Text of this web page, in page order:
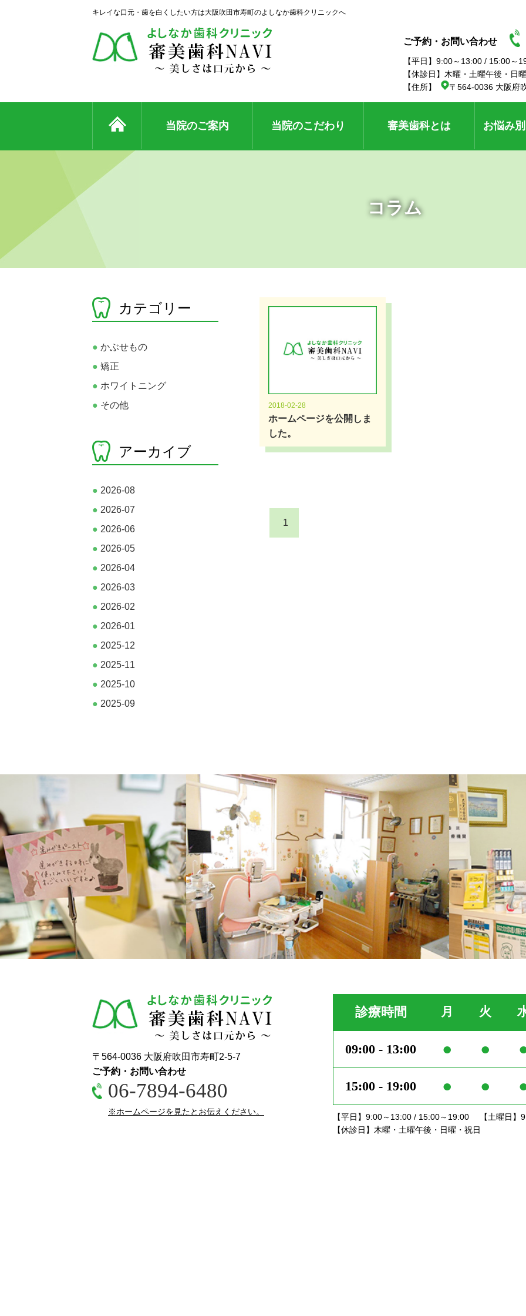
キレイな口元・歯を白くしたい方は大阪吹田市寿町のよしなか歯科クリニックへ
ご予約・お問い合わせ
【平日】9:00～13:00 / 15:00～
【休診日】木曜・土曜午後・日
【住所】
〒564-0036 大阪府
当院のご案内 当院のこだわり 審美歯科とは お悩み
コラム
2018-02-28
ホームページを公開しま
した。
1
カテゴリー
● かぶせもの
● 矯正
● ホワイトニング
● その他
アーカイブ
● 2026-08
● 2026-07
● 2026-06
● 2026-05
● 2026-04
● 2026-03
● 2026-02
● 2026-01
● 2025-12
● 2025-11
● 2025-10
● 2025-09
〒564-0036 大阪府吹田市寿町2-5-7
ご予約・お問い合わせ
06-7894-6480
※ホームページを見たとお伝えください。
診療時間 月 火
09:00 - 13:00 ● ●
15:00 - 19:00 ● ●
【平日】9:00～13:00 / 15:00～19:00
【土曜日】
【休診日】木曜・土曜午後・日曜・祝日